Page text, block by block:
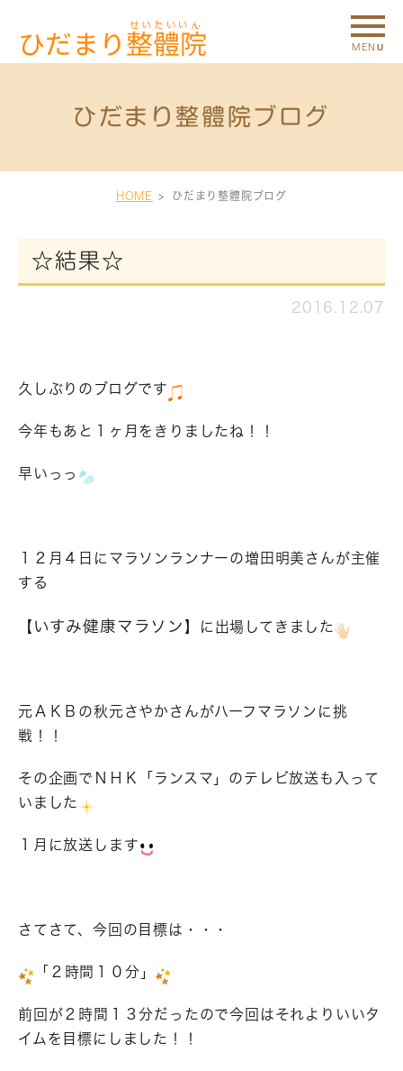
ひだまり整體院ブログ
HOME ひだまり整體院ブログ
☆結果☆
2016.12.07
久しぶりのブログです
今年もあと１ヶ月をきりましたね！！
早いっっ
１２月４日にマラソンランナーの増田明美さんが主催
する
【 いすみ健康マラソン 】に出場してきました
元ＡＫＢの秋元さやかさんがハーフマラソンに挑
戦！！
その企画でＮＨＫ「ランスマ」のテレビ放送も入って
いました
１月に放送します
さてさて、今回の目標は・・・
「２時間１０分」
前回が２時間１３分だったので今回はそれよりいいタ
イムを目標にしました！！